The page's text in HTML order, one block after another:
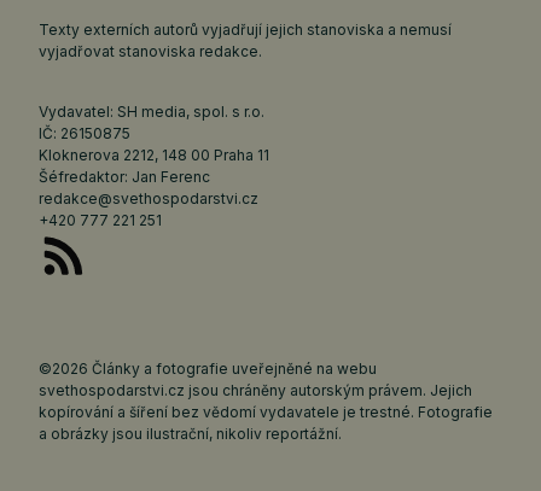
Texty externích autorů vyjadřují jejich stanoviska a nemusí
vyjadřovat stanoviska redakce.
Vydavatel: SH media, spol. s r.o.
IČ: 26150875
Kloknerova 2212, 148 00 Praha 11
Šéfredaktor: Jan Ferenc
redakce@svethospodarstvi.cz
+420 777 221 251
©2026 Články a fotografie uveřejněné na webu
svethospodarstvi.cz jsou chráněny autorským právem. Jejich
kopírování a šíření bez vědomí vydavatele je trestné. Fotografie
a obrázky jsou ilustrační, nikoliv reportážní.